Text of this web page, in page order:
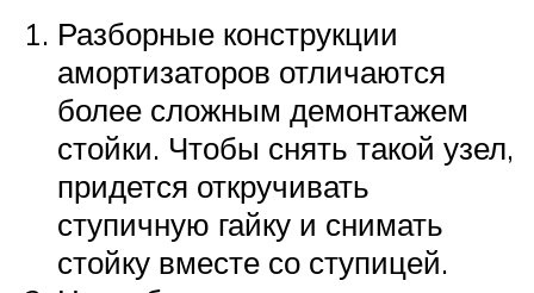
Разборные конструкции
амортизаторов отличаются
более сложным демонтажем
стойки. Чтобы снять такой узел,
придется откручивать
ступичную гайку и снимать
стойку вместе со ступицей.